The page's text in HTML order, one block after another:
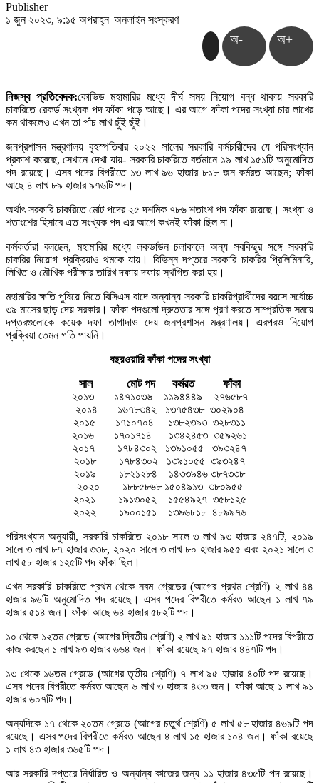
Publisher
১ জুন ২০২৩, ৯:১৫ অপরাহ্ন |অনলাইন সংস্করণ
অ- অ+
নিজস্ব প্রতিবেদক:কোভিড মহামারির মধ্যে দীর্ঘ সময় নিয়োগ বন্ধ থাকায় সরকারি
চাকরিতে রেকর্ড সংখ্যক পদ ফাঁকা পড়ে আছে। এর আগে ফাঁকা পদের সংখ্যা চার লাখের
কম থাকলেও এখন তা পাঁচ লাখ ছুঁই ছুঁই।
জনপ্রশাসন মন্ত্রণালয় বৃহস্পতিবার ২০২২ সালের সরকারি কর্মচারীদের যে পরিসংখ্যান
প্রকাশ করেছে, সেখানে দেখা যায়- সরকারি চাকরিতে বর্তমানে ১৯ লাখ ১৫১টি অনুমোদিত
পদ রয়েছে। এসব পদের বিপরীতে ১৩ লাখ ৯৬ হাজার ৮১৮ জন কর্মরত আছেন; ফাঁকা
আছে ৪ লাখ ৮৯ হাজার ৯৭৬টি পদ।
অর্থাৎ সরকারি চাকরিতে মোট পদের ২৫ দশমিক ৭৮৬ শতাংশ পদ ফাঁকা রয়েছে। সংখ্যা ও
শতাংশের হিসাবে এত সংখ্যক পদ এর আগে কখনই ফাঁকা ছিল না।
কর্মকর্তারা বলছেন, মহামারির মধ্যে লকডাউন চলাকালে অন্য সবকিছুর সঙ্গে সরকারি
চাকরির নিয়োগ প্রক্রিয়াও থমকে যায়। বিভিন্ন দপ্তরে সরকারি চাকরির প্রিলিমিনারি,
লিখিত ও মৌখিক পরীক্ষার তারিখ দফায় দফায় স্থগিত করা হয়।
মহামারির ক্ষতি পুষিয়ে নিতে বিসিএস বাদে অন্যান্য সরকারি চাকরিপ্রার্থীদের বয়সে সর্বোচ্চ
৩৯ মাসের ছাড় দেয় সরকার। ফাঁকা পদগুলো দ্রুততার সঙ্গে পূরণ করতে সাম্প্রতিক সময়ে
দপ্তরগুলোকে কয়েক দফা তাগাদাও দেয় জনপ্রশাসন মন্ত্রণালয়। এরপরও নিয়োগ
প্রক্রিয়া তেমন গতি পায়নি।
বছরওয়ারি ফাঁকা পদের সংখ্যা
সাল মোট পদ কর্মরত ফাঁকা
২০১৩ ১৪৭১০৩৬ ১১৯৪৪৪৯ ২৭৬৫৮৭
২০১৪ ১৬৭৮৩৪২ ১৩৭৫৪৩৮ ৩০২৯০৪
২০১৫ ১৭১০৭০৪ ১৩৮২৩৯৩ ৩২৮৩১১
২০১৬ ১৭০১৭১৪ ১৩৪২৪৫৩ ৩৫৯২৬১
২০১৭ ১৭৮৪৩০২ ১৩৯১০৫৫ ৩৯৩২৪৭
২০১৮ ১৭৮৪৩০২ ১৩৯১০৫৫ ৩৯৩২৪৭
২০১৯ ১৮২১২৮৪ ১৪৩৩৯৪৬ ৩৮৭৩৩৮
২০২০ ১৮৮৫৮৬৮ ১৫০৪৯১৩ ৩৮০৯৫৫
২০২১ ১৯১৩০৫২ ১৫৫৪৯২৭ ৩৫৮১২৫
২০২২ ১৯০০১৫১ ১৩৯৬৮১৮ ৪৮৯৯৭৬
পরিসংখ্যান অনুযায়ী, সরকারি চাকরিতে ২০১৮ সালে ৩ লাখ ৯৩ হাজার ২৪৭টি, ২০১৯
সালে ৩ লাখ ৮৭ হাজার ৩৩৮, ২০২০ সালে ৩ লাখ ৮০ হাজার ৯৫৫ এবং ২০২১ সালে ৩
লাখ ৫৮ হাজার ১২৫টি পদ ফাঁকা ছিল।
এখন সরকারি চাকরিতে প্রথম থেকে নবম গ্রেডের (আগের প্রথম শ্রেণি) ২ লাখ ৪৪
হাজার ৯৬টি অনুমোদিত পদ রয়েছে। এসব পদের বিপরীতে কর্মরত আছেন ১ লাখ ৭৯
হাজার ৫১৪ জন। ফাঁকা আছে ৬৪ হাজার ৫৮২টি পদ।
১০ থেকে ১২তম গ্রেডে (আগের দ্বিতীয় শ্রেণি) ২ লাখ ৯১ হাজার ১১১টি পদের বিপরীতে
কাজ করছেন ১ লাখ ৯৩ হাজার ৬৬৪ জন। ফাঁকা রয়েছে ৯৭ হাজার ৪৪৭টি পদ।
১৩ থেকে ১৬তম গ্রেডে (আগের তৃতীয় শ্রেণি) ৭ লাখ ৯৫ হাজার ৪০টি পদ রয়েছে।
এসব পদের বিপরীতে কর্মরত আছেন ৬ লাখ ৩ হাজার ৪৩৩ জন। ফাঁকা আছে ১ লাখ ৯১
হাজার ৬০৭টি পদ।
অন্যদিকে ১৭ থেকে ২০তম গ্রেডে (আগের চতুর্থ শ্রেণি) ৫ লাখ ৫৮ হাজার ৪৬৯টি পদ
রয়েছে। এসব পদের বিপরীতে কর্মরত আছেন ৪ লাখ ১৫ হাজার ১০৪ জন। ফাঁকা রয়েছে
১ লাখ ৪৩ হাজার ৩৬৫টি পদ।
আর সরকারি দপ্তরে নির্ধারিত ও অন্যান্য কাজের জন্য ১১ হাজার ৪৩৫টি পদ রয়েছে।